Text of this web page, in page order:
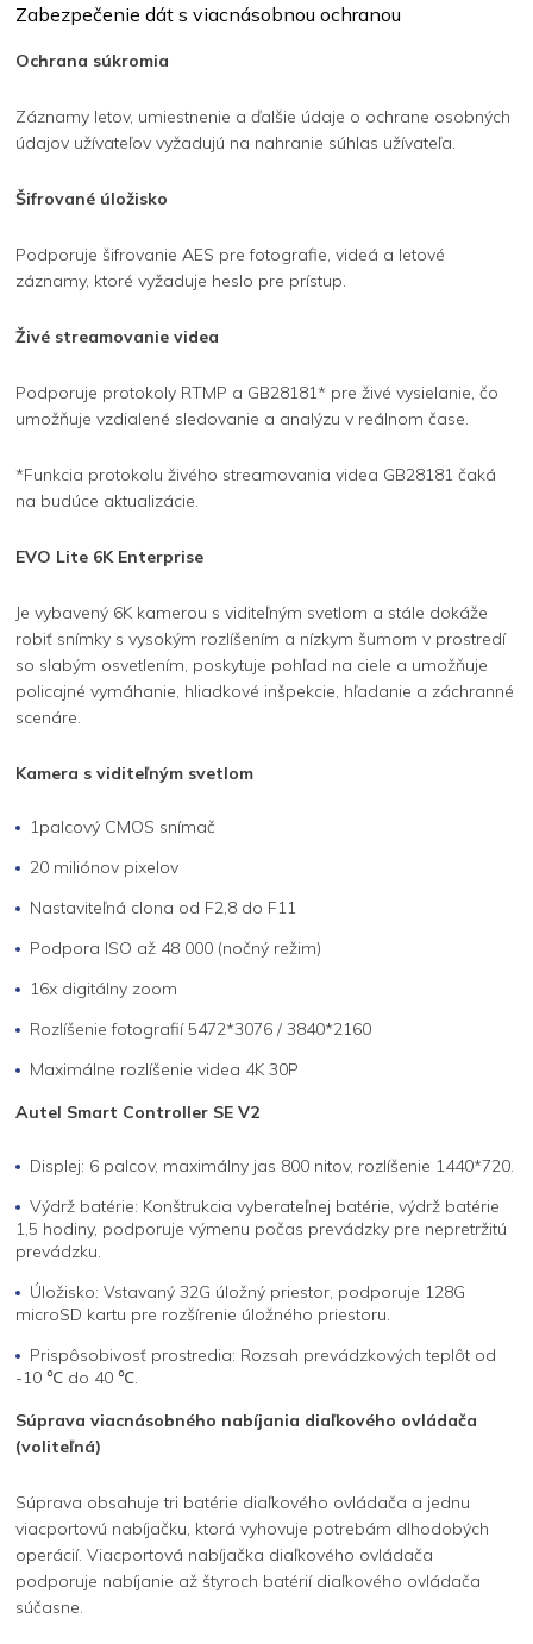
Zabezpečenie dát s viacnásobnou ochranou
Ochrana súkromia
Záznamy letov, umiestnenie a ďalšie údaje o ochrane osobných
údajov užívateľov vyžadujú na nahranie súhlas užívateľa.
Šifrované úložisko
Podporuje šifrovanie AES pre fotografie, videá a letové
záznamy, ktoré vyžaduje heslo pre prístup.
Živé streamovanie videa
Podporuje protokoly RTMP a GB28181* pre živé vysielanie, čo
umožňuje vzdialené sledovanie a analýzu v reálnom čase.
*Funkcia protokolu živého streamovania videa GB28181 čaká
na budúce aktualizácie.
EVO Lite 6K Enterprise
Je vybavený 6K kamerou s viditeľným svetlom a stále dokáže
robiť snímky s vysokým rozlíšením a nízkym šumom v prostredí
so slabým osvetlením, poskytuje pohľad na ciele a umožňuje
policajné vymáhanie, hliadkové inšpekcie, hľadanie a záchranné
scenáre.
Kamera s viditeľným svetlom
1palcový CMOS snímač
20 miliónov pixelov
Nastaviteľná clona od F2,8 do F11
Podpora ISO až 48 000 (nočný režim)
16x digitálny zoom
Rozlíšenie fotografií 5472*3076 / 3840*2160
Maximálne rozlíšenie videa 4K 30P
Autel Smart Controller SE V2
Displej: 6 palcov, maximálny jas 800 nitov, rozlíšenie 1440*720.
Výdrž batérie: Konštrukcia vyberateľnej batérie, výdrž batérie
1,5 hodiny, podporuje výmenu počas prevádzky pre nepretržitú
prevádzku.
Úložisko: Vstavaný 32G úložný priestor, podporuje 128G
microSD kartu pre rozšírenie úložného priestoru.
Prispôsobivosť prostredia: Rozsah prevádzkových teplôt od
-10 ℃ do 40 ℃.
Súprava viacnásobného nabíjania diaľkového ovládača
(voliteľná)
Súprava obsahuje tri batérie diaľkového ovládača a jednu
viacportovú nabíjačku, ktorá vyhovuje potrebám dlhodobých
operácií. Viacportová nabíjačka diaľkového ovládača
podporuje nabíjanie až štyroch batérií diaľkového ovládača
súčasne.